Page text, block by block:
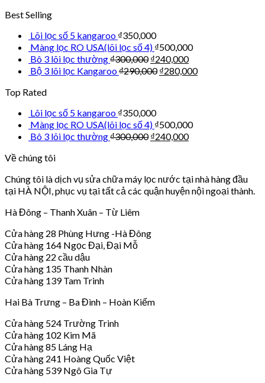
Best Selling
Lõi lọc số 5 kangaroo ₫350,000
Màng lọc RO USA(lõi lọc số 4) ₫500,000
Bô 3 lõi lọc thường₫300,000 ₫240,000
Bộ 3 lõi lọc Kangaroo₫290,000 ₫280,000
Top Rated
Lõi lọc số 5 kangaroo ₫350,000
Màng lọc RO USA(lõi lọc số 4) ₫500,000
Bô 3 lõi lọc thường₫300,000 ₫240,000
Về chúng tôi
Chúng tôi là dịch vụ sửa chữa máy lọc nước tại nhà hàng đầu
tại HÀ NỘI, phục vụ tại tất cả các quận huyện nội ngoại thành.
Hà Đông – Thanh Xuân – Từ Liêm
Cửa hàng 28 Phùng Hưng -Hà Đông
Cửa hàng 164 Ngọc Đại, Đại Mỗ
Cửa hàng 22 cầu dậu
Cửa hàng 135 Thanh Nhàn
Cửa hàng 139 Tam Trinh
Hai Bà Trưng – Ba Đình – Hoàn Kiếm
Cửa hàng 524 Trường Trinh
Cửa hàng 102 Kim Mã
Cửa hàng 85 Láng Hạ
Cửa hàng 241 Hoàng Quốc Việt
Cửa hàng 539 Ngô Gia Tự